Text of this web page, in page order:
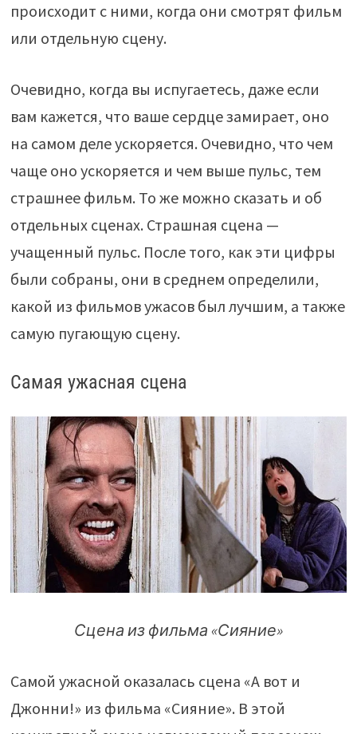
происходит с ними, когда они смотрят фильм
или отдельную сцену.
Очевидно, когда вы испугаетесь, даже если
вам кажется, что ваше сердце замирает, оно
на самом деле ускоряется. Очевидно, что чем
чаще оно ускоряется и чем выше пульс, тем
страшнее фильм. То же можно сказать и об
отдельных сценах. Страшная сцена —
учащенный пульс. После того, как эти цифры
были собраны, они в среднем определили,
какой из фильмов ужасов был лучшим, а также
самую пугающую сцену.
Самая ужасная сцена
Сцена из фильма «Сияние»
Самой ужасной оказалась сцена «А вот и
Джонни!» из фильма «Сияние». В этой